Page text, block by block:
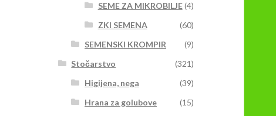
SEME ZA MIKROBILJE(4)
ZKI SEMENA
(60)
SEMENSKI KROMPIR
(9)
Stočarstvo
(321)
Higijena, nega
(39)
Hrana za golubove
(15)